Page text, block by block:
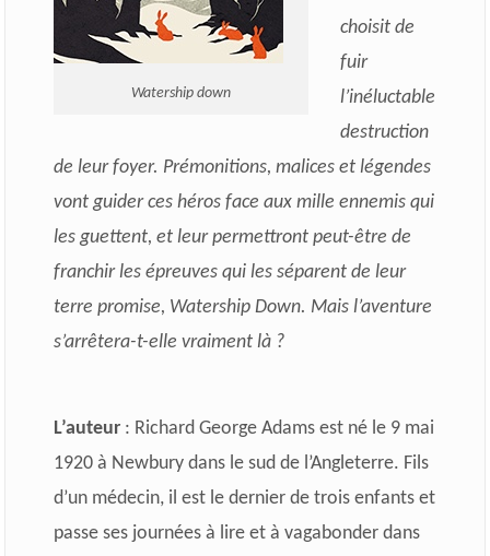
Watership down
choisit de
fuir
l’inéluctable
destruction
de leur foyer. Prémonitions, malices et légendes
vont guider ces héros face aux mille ennemis qui
les guettent, et leur permettront peut-être de
franchir les épreuves qui les séparent de leur
terre promise, Watership Down. Mais l’aventure
s’arrêtera-t-elle vraiment là ?
L’auteur: Richard George Adams est né le 9 mai
1920 à Newbury dans le sud de l’Angleterre. Fils
d’un médecin, il est le dernier de trois enfants et
passe ses journées à lire et à vagabonder dans